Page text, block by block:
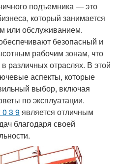
подъемника — это
который занимается
или обслуживанием.
безопасный и
рабочим зонам, что
различных отраслях. В этой
аспекты, которые
выбор, включая
по эксплуатации.
3 9является отличным
благодаря своей